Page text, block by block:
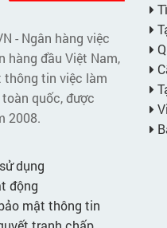
- Ngân hàng việc
hàng đầu Việt Nam,
thông tin việc làm
quốc, được
2008.
dụng
động
mật thông tin